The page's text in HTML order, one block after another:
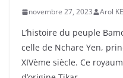
novembre 27, 2023 Arol
L’histoire du peuple
celle de Nchare Yen,
XIVème siècle. Ce